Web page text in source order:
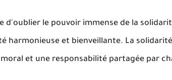
d'oublier le pouvoir immense de la
harmonieuse et bienveillante. La
et une responsabilité partagée par